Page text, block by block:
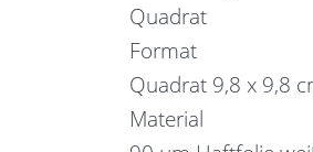
Quadrat
Format
Quadrat 9,8 x 9,8
Material